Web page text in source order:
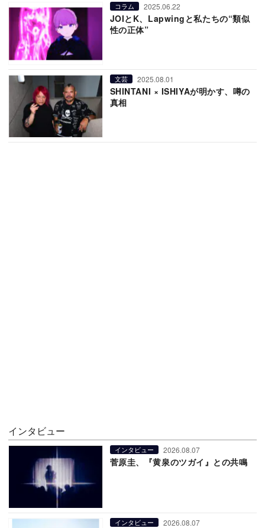
コラム 2025.06.22
JOIとK、Lapwingと私たちの“類似
性の正体”
文芸 2025.08.01
SHINTANI × ISHIYAが明かす、噂の
真相
インタビュー
インタビュー 2026.08.07
菅原圭、『黄泉のツガイ』との共鳴
インタビュー 2026.08.07